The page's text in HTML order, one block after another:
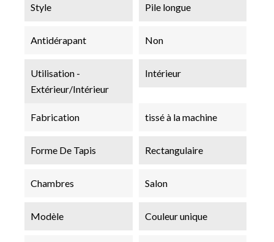
Style Pile longue
Antidérapant Non
Utilisation -
Extérieur/Intérieur
Intérieur
Fabrication tissé à la machine
Forme De Tapis Rectangulaire
Chambres Salon
Modèle Couleur unique